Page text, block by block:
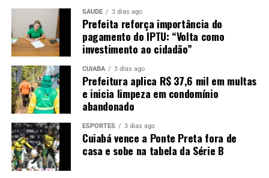
SAÚDE 3 dias ago
Prefeita reforça importância do
pagamento do IPTU: “Volta como
investimento ao cidadão”
CUIABÁ 3 dias ago
Prefeitura aplica R$ 37,6 mil em multas
e inicia limpeza em condomínio
abandonado
ESPORTES 3 dias ago
Cuiabá vence a Ponte Preta fora de
casa e sobe na tabela da Série B